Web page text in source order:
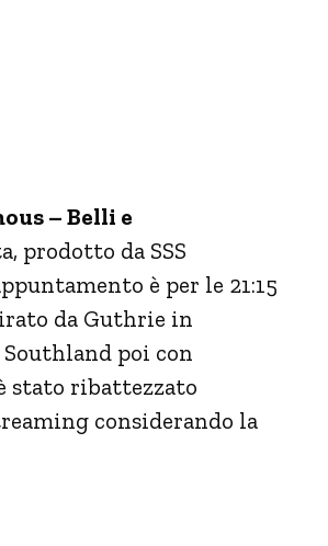
– Belli e
prodotto da SSS
è per le 21:15
da Guthrie in
poi con
stato ribattezzato
considerando la